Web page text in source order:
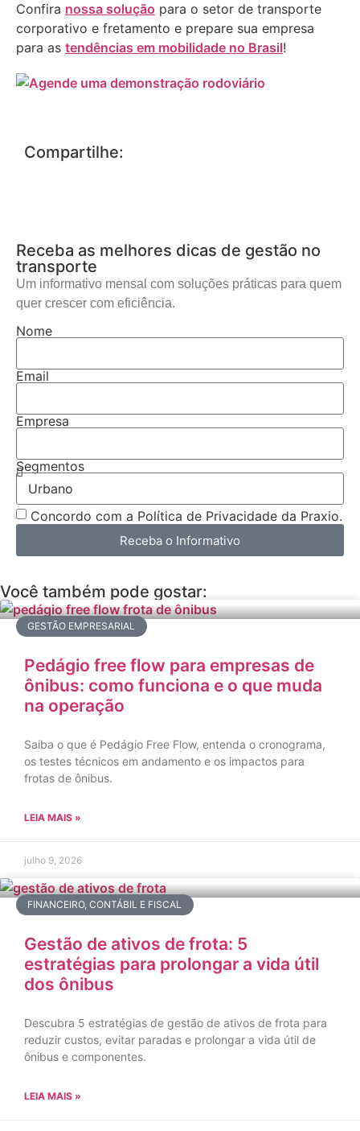
Confira nossa solução para o setor de transporte
corporativo e fretamento e prepare sua empresa
para as tendências em mobilidade no Brasil!
Compartilhe:
Receba as melhores dicas de gestão no
transporte
Um informativo mensal com soluções práticas para quem
quer crescer com eficiência.
Nome
Email
Empresa
Segmentos
Concordo com a Política de Privacidade da Praxio.
Receba o Informativo
Você também pode gostar:
GESTÃO EMPRESARIAL
Pedágio free flow para empresas de
ônibus: como funciona e o que muda
na operação
Saiba o que é Pedágio Free Flow, entenda o cronograma,
os testes técnicos em andamento e os impactos para
frotas de ônibus.
LEIA MAIS »
julho 9, 2026
FINANCEIRO, CONTÁBIL E FISCAL
Gestão de ativos de frota: 5
estratégias para prolongar a vida útil
dos ônibus
Descubra 5 estratégias de gestão de ativos de frota para
reduzir custos, evitar paradas e prolongar a vida útil de
ônibus e componentes.
LEIA MAIS »